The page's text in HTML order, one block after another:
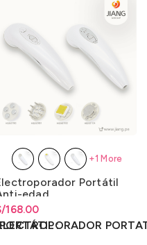
Portátil
edad
168.00de precios: desde
168.00hastaS/168.00
+1 More